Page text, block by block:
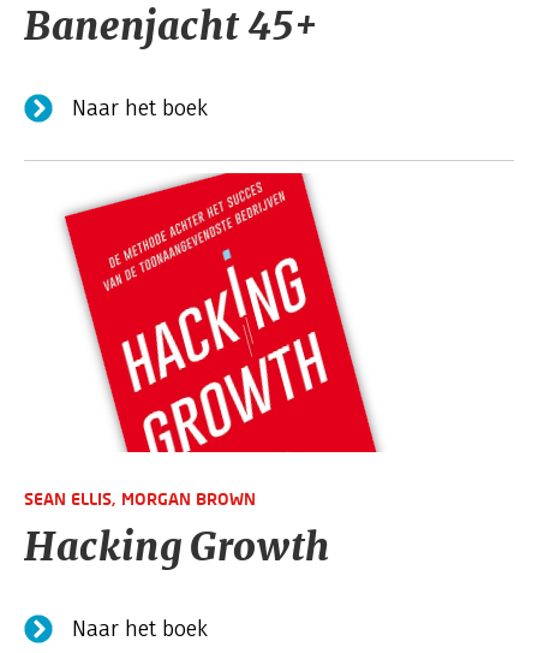
Banenjacht 45+
Naar het boek
SEAN ELLIS, MORGAN BROWN
Hacking Growth
Naar het boek